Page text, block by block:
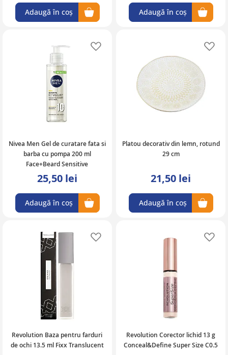
Adaugă în coș Adaugă în coș
Nivea Men Gel de curatare fata si
barba cu pompa 200 ml
Face+Beard Sensitive
25,50 lei
Adaugă în coș
Platou decorativ din lemn, rotund
29 cm
21,50 lei
Adaugă în coș
Revolution Baza pentru farduri
de ochi 13.5 ml Fixx Translucent
Adaugă în lista de favorite
Revolution Corector lichid 13 g
Conceal&Define Super Size C0.5